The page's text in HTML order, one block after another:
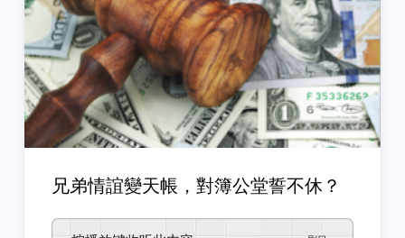
兄弟情誼變天帳，對簿公堂誓不休？